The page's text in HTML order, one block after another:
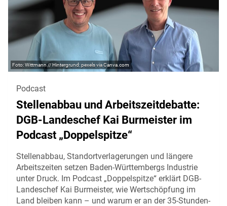
Wittmann // Hintergrund: pexels via Canva.com
Podcast
Stellenabbau und Arbeitszeitdebatte:
DGB-Landeschef Kai Burmeister im
Podcast „Doppelspitze“
Stellenabbau, Standortverlagerungen und längere
Arbeitszeiten setzen Baden-Württembergs Industrie
unter Druck. Im Podcast „Doppelspitze“ erklärt DGB-
Landeschef Kai Burmeister, wie Wertschöpfung im
Land bleiben kann – und warum er an der 35-Stunden-